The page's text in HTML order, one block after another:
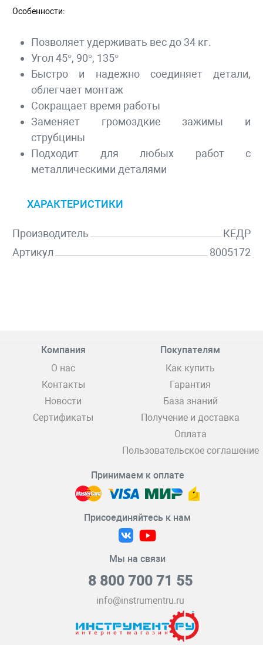
Особенности:
Позволяет удерживать вес до 34 кг.
Угол 45°, 90°, 135°
Быстро и надежно соединяет детали,
облегчает монтаж
Сокращает время работы
Заменяет громоздкие зажимы и
струбцины
Подходит для любых работ с
металлическими деталями
ХАРАКТЕРИСТИКИ
Производитель
КЕДР
Артикул
8005172
Компания
О нас
Контакты
Новости
Сертификаты
Покупателям
Как купить
Гарантия
База знаний
Получение и доставка
Оплата
Пользовательское соглашение
Принимаем к оплате
Присоединяйтесь к нам
Мы на связи
8 800 700 71 55
info@instrumentru.ru